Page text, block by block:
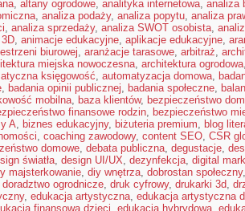
, altany ogrodowe, analityka internetowa, analiza
, analiza podaży, analiza popytu, analiza
, analiza sprzedaży, analiza SWOT osobista,
, animacje edukacyjne, aplikacje edukacyjne,
biurowej, aranżacje tarasowe, arbitraż,
miejska nowoczesna, architektura ogrodowa
księgowość, automatyzacja domowa,
, badania opinii publicznej, badania społeczne,
mobilna, baza klientów, bezpieczeństwo
finansowe rodzin, bezpieczeństwo
A, biznes edukacyjny, biżuteria premium, blog
, coaching zawodowy, content SEO, CSR
domowe, debata publiczna, degustacje,
światła, design UI/UX, dezynfekcja, digital
majsterkowanie, diy wnętrza, dobrostan społeczny
doradztwo ogrodnicze, druk cyfrowy, drukarki 3d,
, edukacja artystyczna, edukacja artystyczna
finansowa dzieci, edukacja hybrydowa,